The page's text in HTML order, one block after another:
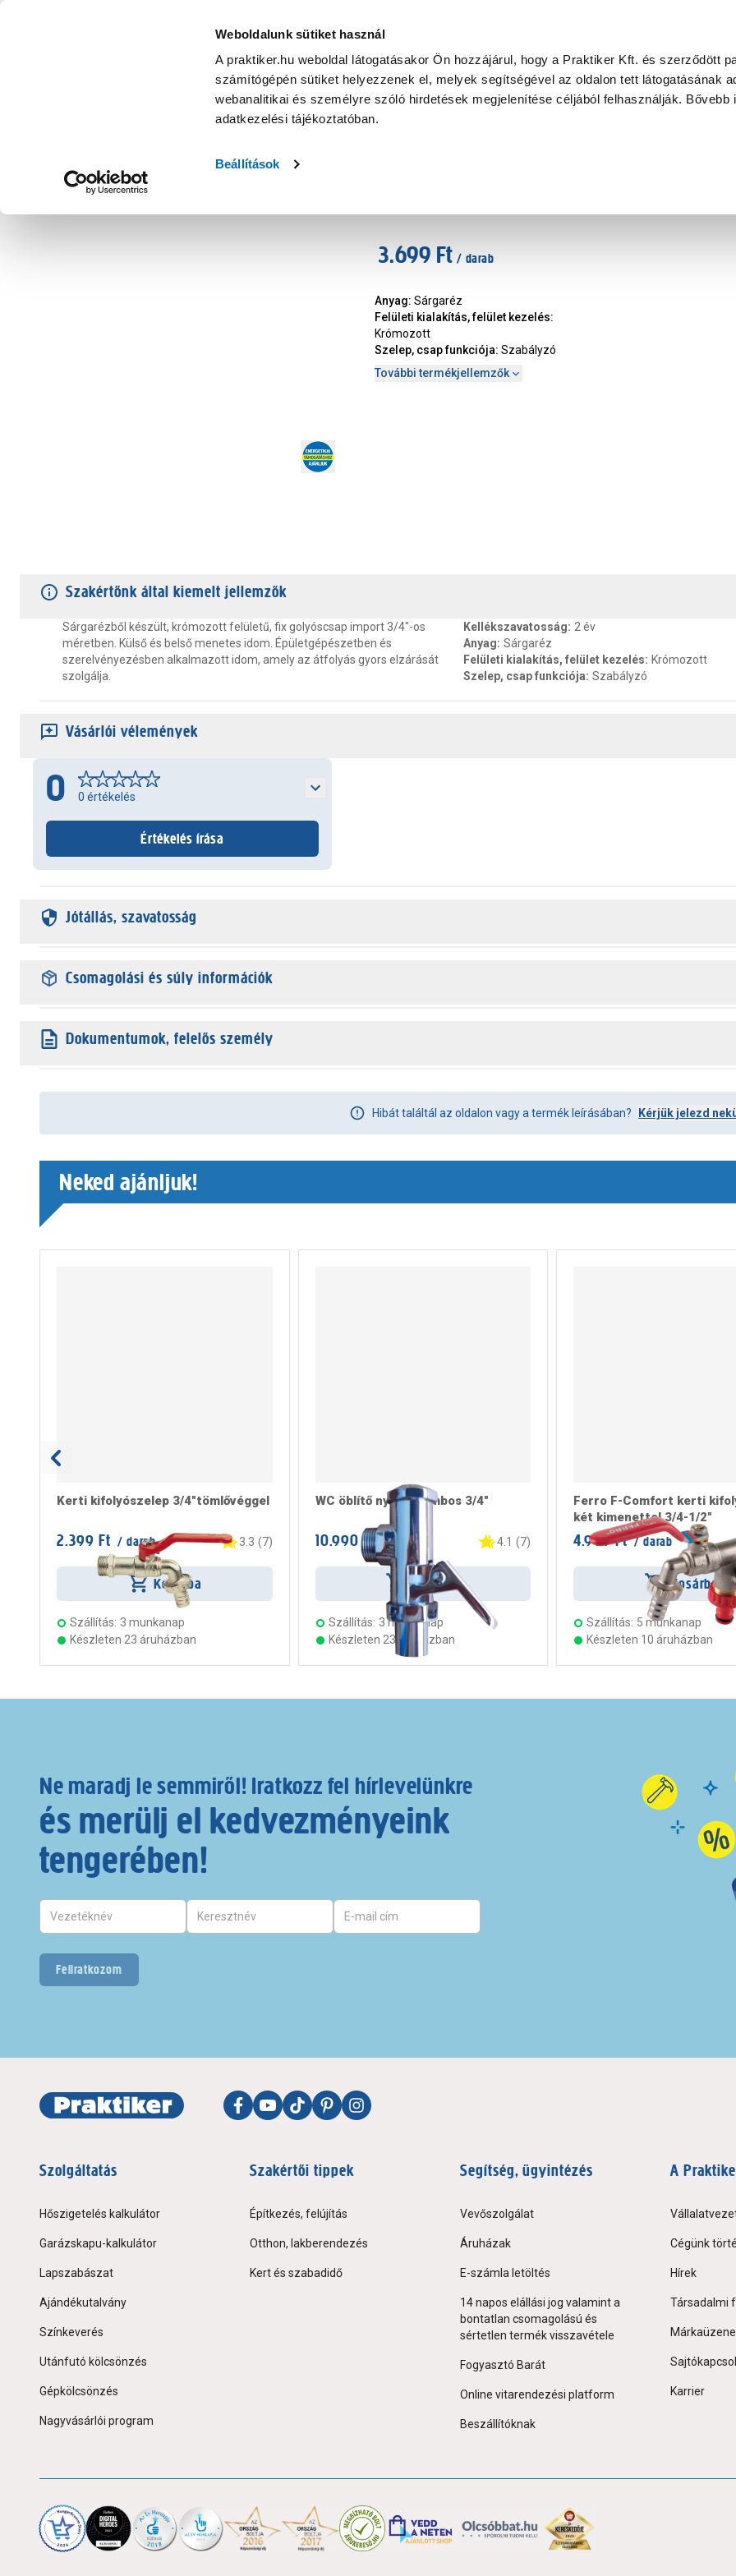
Weboldalunk sütiket használ
A praktiker.hu weboldal látogatásakor Ön hozzájárul, hogy a Praktiker Kft. és szerződött
számítógépén sütiket helyezzenek el, melyek segítségével az oldalon tett látogatásának
webanalitikai és személyre szóló hirdetések megjelenítése céljából felhasználják. Bővebb
adatkezelési tájékoztatóban.
Beállítások
KATEGÓRIÁK
Nyereményjáték Praktiker Professional Szakiajánló Ügyintézés és Információ
3.699 Ft / darab
Anyag: Sárgaréz
Felületi kialakítás, felület kezelés:
Krómozott
Szelep, csap funkciója: Szabályzó
További termékjellemzők
Szakértőnk által kiemelt jellemzők
Sárgarézből készült, krómozott felületű, fix golyóscsap import 3/4"-os
méretben. Külső és belső menetes idom. Épületgépészetben és
szerelvényezésben alkalmazott idom, amely az átfolyás gyors elzárását
szolgálja.
Kellékszavatosság: 2 év
Anyag: Sárgaréz
Felületi kialakítás, felület kezelés: Krómozott
Szelep, csap funkciója: Szabályzó
Vásárlói vélemények
0 0 értékelés
Értékelés írása
Jótállás, szavatosság
Csomagolási és súly információk
Dokumentumok, felelős személy
Hibát találtál az oldalon vagy a termék leírásában? Kérjük jelezd
Neked ajánljuk!
Kerti kifolyószelep 3/4"tömlővéggel
2.399 Ft / darab 3.3 (7)
Kosárba
Szállítás: 3 munkanap
Készleten 23 áruházban
WC öblítő nyomógombos 3/4"
10.990 Ft / darab 4.1 (7)
Kosárba
Szállítás: 3 munkanap
Készleten 23 áruházban
Ferro F-Comfort kerti
két kimenettel 3/4-1/2"
4.999 Ft / darab
Kosárba
Szállítás: 5 munkanap
Készleten 10 áruházban
Ne maradj le semmiről! Iratkozz fel hírlevelünkre
és merülj el kedvezményeink
tengerében!
Feliratkozom
Szolgáltatás
Hőszigetelés kalkulátor
Garázskapu-kalkulátor
Lapszabászat
Ajándékutalvány
Színkeverés
Utánfutó kölcsönzés
Gépkölcsönzés
Nagyvásárlói program
Szakértői tippek
Építkezés, felújítás
Otthon, lakberendezés
Kert és szabadidő
Segítség, ügyintézés
Vevőszolgálat
Áruházak
E-számla letöltés
14 napos elállási jog valamint a
bontatlan csomagolású és
sértetlen termék visszavétele
Fogyasztó Barát
Online vitarendezési platform
Beszállítóknak
A
Cégünk
Hírek
Társadalmi
Karrier